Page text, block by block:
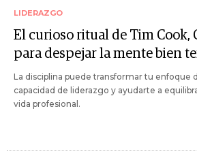
LIDERAZGO
El curioso ritual de Tim Cook,
para despejar la mente bien
La disciplina puede transformar tu enfoque
capacidad de liderazgo y ayudarte a
vida profesional.